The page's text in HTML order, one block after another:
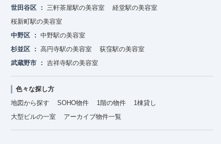
世田谷区
三軒茶屋駅の美容室
経堂駅の美容室
桜新町駅の美容室
中野区
中野駅の美容室
杉並区
高円寺駅の美容室
荻窪駅の美容室
武蔵野市
吉祥寺駅の美容室
色々な探し方
地図から探す
SOHO物件 1階の物件
1棟貸し
大型ビルの一室
アーカイブ物件一覧